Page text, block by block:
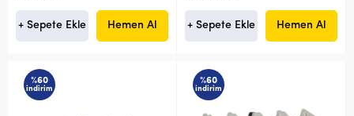
+ Sepete Ekle Hemen Al + Sepete Ekle Hemen Al
%60
indirim
%60
indirim